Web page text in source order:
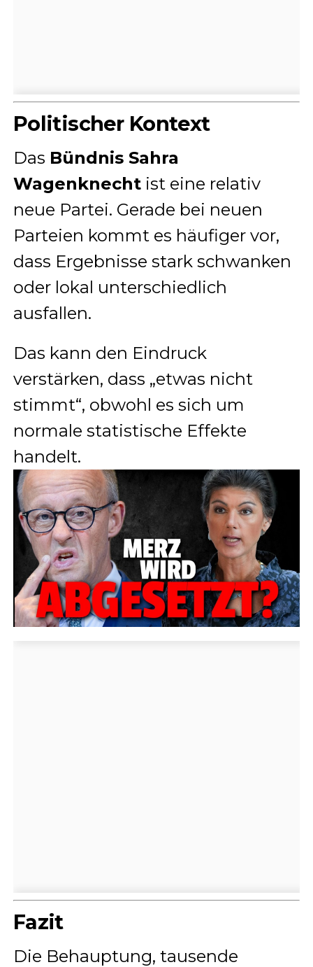
Politischer Kontext
Das Bündnis Sahra
Wagenknechtist eine relativ
neue Partei. Gerade bei neuen
Parteien kommt es häufiger vor,
dass Ergebnisse stark schwanken
oder lokal unterschiedlich
ausfallen.
Das kann den Eindruck
verstärken, dass „etwas nicht
stimmt“, obwohl es sich um
normale statistische Effekte
handelt.
Fazit
Die Behauptung, tausende